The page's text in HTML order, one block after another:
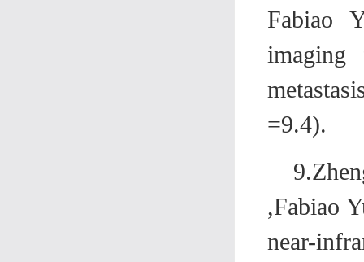
Fabiao
imaging
=9.4).
,Fabiao
near-